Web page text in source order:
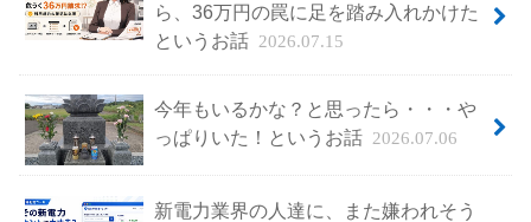
ら、36万円の罠に足を踏み入れかけた
というお話 2026.07.15
今年もいるかな？と思ったら・・・や
っぱりいた！というお話 2026.07.06
新電力業界の人達に、また嫌われそう